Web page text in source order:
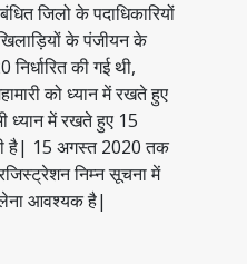
जिलो के पदाधिकारियों
के पंजीयन के
की गई थी,
को ध्यान में रखते हुए
ध्यान में रखते हुए 15
है| 15 अगस्त 2020 तक
निम्न सूचना में
लेना आवश्यक है|